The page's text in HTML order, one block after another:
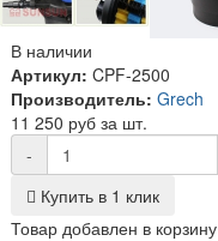
В наличии
Артикул: CPF-2500
Производитель: Grech
11 250 руб за шт.
-
Купить в 1 клик
Товар добавлен в корзину